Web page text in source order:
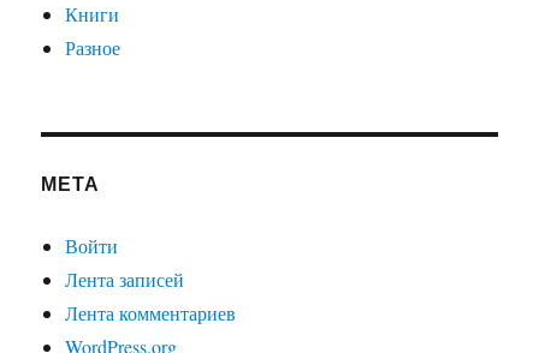
Книги
Разное
МЕТА
Войти
Лента записей
Лента комментариев
WordPress.org